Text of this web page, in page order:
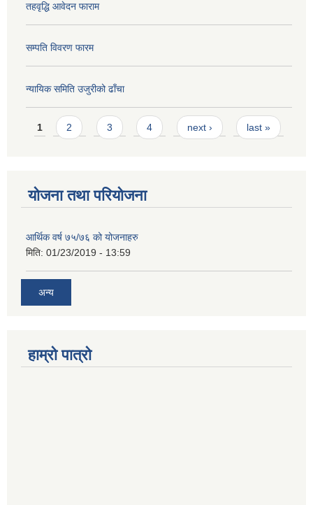
तहवृद्धि आवेदन फाराम
सम्पति विवरण फारम
न्यायिक समिति उजुरीको ढाँचा
Pages
1 2 3 4 next › last »
योजना तथा परियोजना
आर्थिक वर्ष ७५/७६ को योजनाहरु
मिति: 01/23/2019 - 13:59
अन्य
हाम्रो पात्रो